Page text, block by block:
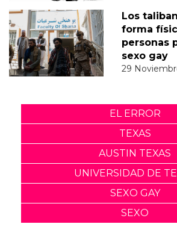
Los
forma
personas
sexo gay
29
EL ERROR
TEXAS
AUSTIN TEXAS
UNIVERSIDAD DE
SEXO GAY
SEXO